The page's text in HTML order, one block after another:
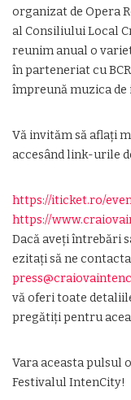
organizat de Opera
al Consiliului Local
reunim anual o
în parteneriat cu
împreună muzica de
Vă invităm să aflați
accesând link-urile
https://iticket.ro/
https://
Dacă aveți întrebări
ezitați să ne
vă oferi toate
pregătiți pentru
Vara aceasta
Festivalul IntenCity!